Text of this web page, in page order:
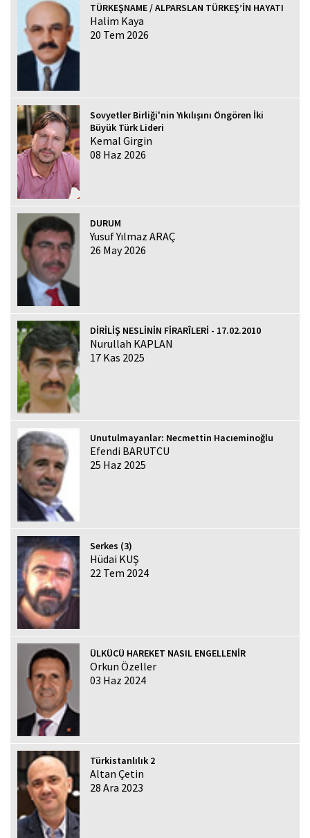
TÜRKEŞNAME / ALPARSLAN TÜRKEŞ’İN HAYATI
Halim Kaya
20 Tem 2026
Sovyetler Birliği'nin Yıkılışını Öngören İki
Büyük Türk Lideri
Kemal Girgin
08 Haz 2026
DURUM
Yusuf Yılmaz ARAÇ
26 May 2026
DİRİLİŞ NESLİNİN FİRARÎLERİ - 17.02.2010
Nurullah KAPLAN
17 Kas 2025
Unutulmayanlar: Necmettin Hacıeminoğlu
Efendi BARUTCU
25 Haz 2025
Serkes (3)
Hüdai KUŞ
22 Tem 2024
ÜLKÜCÜ HAREKET NASIL ENGELLENİR
Orkun Özeller
03 Haz 2024
Türkistanlılık 2
Altan Çetin
28 Ara 2023